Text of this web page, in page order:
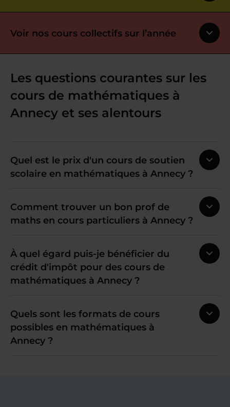
Voir nos cours collectifs sur l’année
Les questions courantes sur les
cours de mathématiques à
Annecy et ses alentours
Quel est le prix d'un cours de soutien
scolaire en mathématiques à Annecy ?
Comment trouver un bon prof de
maths en cours particuliers à Annecy ?
À quel égard puis-je bénéficier du
crédit d'impôt pour des cours de
mathématiques à Annecy ?
Quels sont les formats de cours
possibles en mathématiques à
Annecy ?